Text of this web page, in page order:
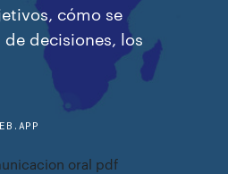
cómo se
decisiones, los
oral pdf